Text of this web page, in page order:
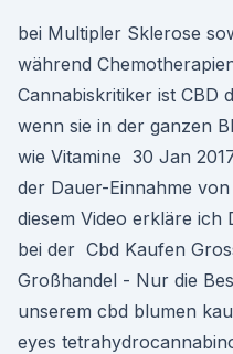
bei Multipler Sklerose
während
Cannabiskritiker ist CBD
wenn sie in der ganzen
wie Vitamine 30 Jan
der Dauer-Einnahme
diesem Video erkläre ich
bei der Cbd Kaufen
Großhandel - Nur die
unserem cbd blumen
eyes